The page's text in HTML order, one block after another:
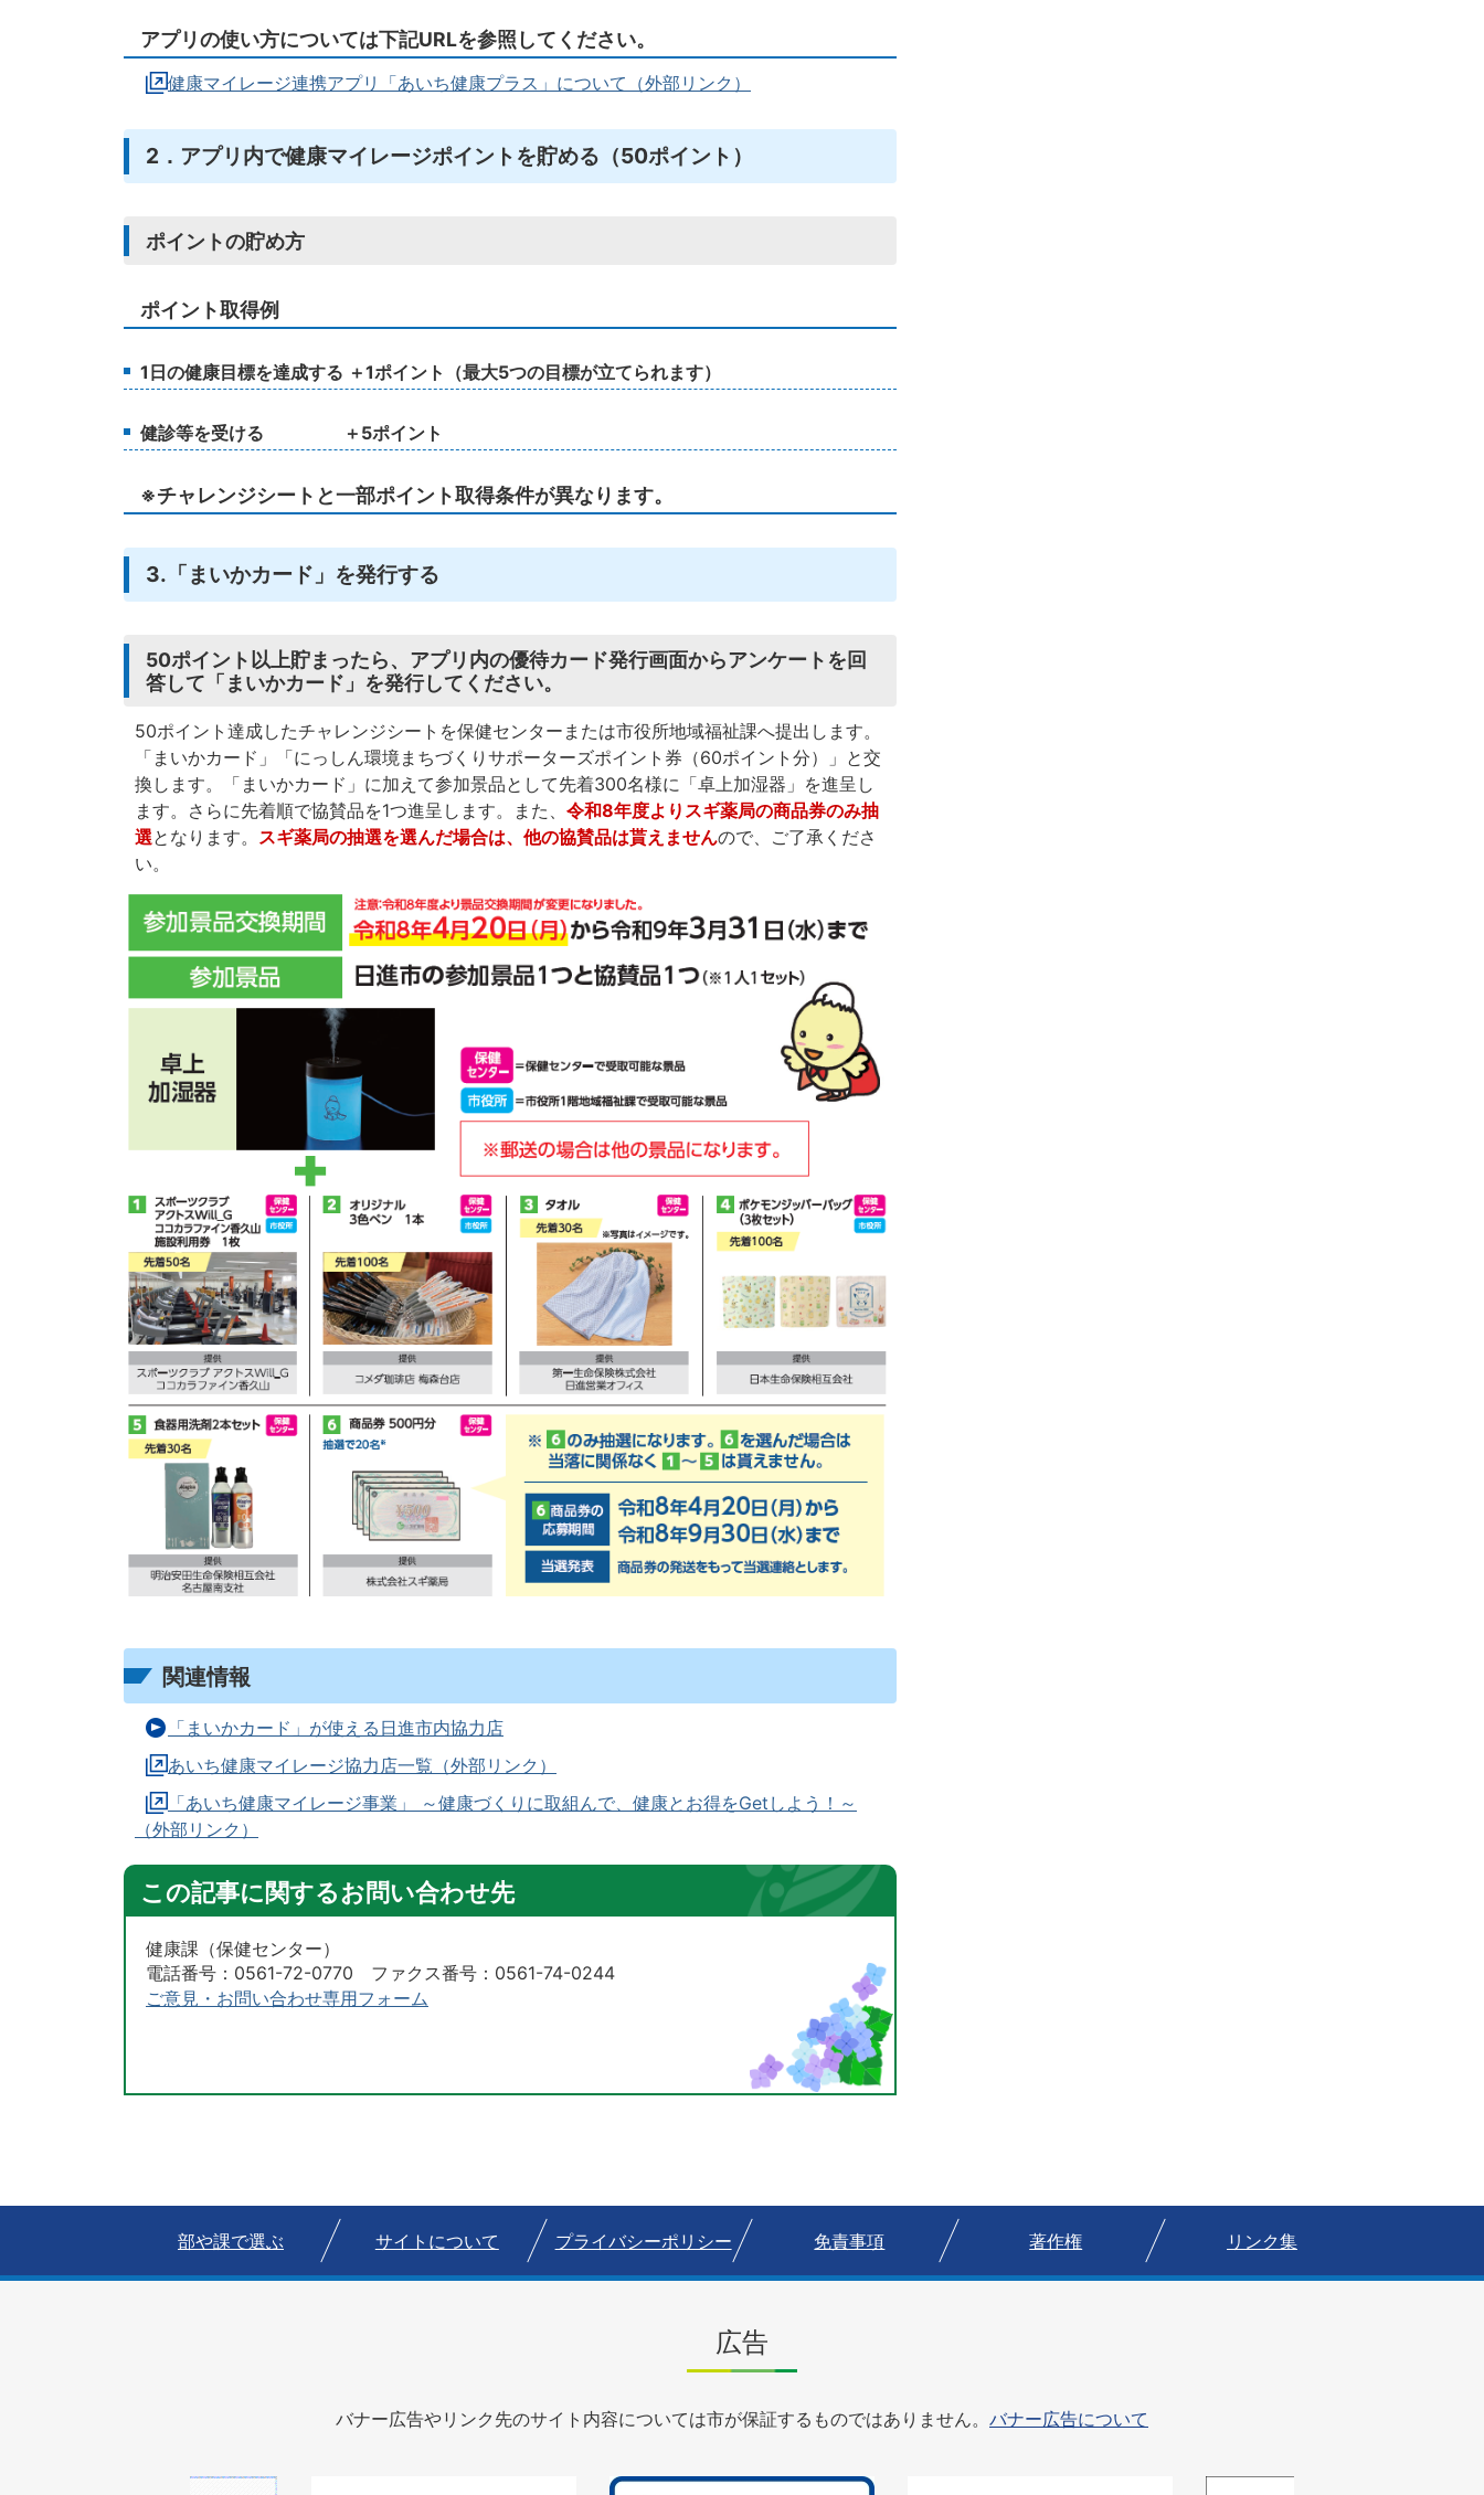
アプリの使い方については下記URLを参照してください。
健康マイレージ連携アプリ「あいち健康プラス」について（外部リンク）
2．アプリ内で健康マイレージポイントを貯める（50ポイント）
ポイントの貯め方
ポイント取得例
1日の健康目標を達成する ＋1ポイント（最大5つの目標が立てられます）
健診等を受ける ＋5ポイント
※チャレンジシートと一部ポイント取得条件が異なります。
3.「まいかカード」を発行する
50ポイント以上貯まったら、アプリ内の優待カード発行画面からアンケートを回
答して「まいかカード」を発行してください。
50ポイント達成したチャレンジシートを保健センターまたは市役所地域福祉課へ提出します。
「まいかカード」「にっしん環境まちづくりサポーターズポイント券（60ポイント分）」と交
換します。「まいかカード」に加えて参加景品として先着300名様に「卓上加湿器」を進呈し
ます。さらに先着順で協賛品を1つ進呈します。また、 令和8年度よりスギ薬局の商品券のみ抽
選となります。 スギ薬局の抽選を選んだ場合は、他の協賛品は貰えませんので、ご了承くださ
い。
関連情報
「まいかカード」が使える日進市内協力店
あいち健康マイレージ協力店一覧（外部リンク）
「あいち健康マイレージ事業」 ～健康づくりに取組んで、健康とお得をGetしよう！～
（外部リンク）
この記事に関するお問い合わせ先
健康課（保健センター）
電話番号：0561-72-0770 ファクス番号：0561-74-0244
ご意見・お問い合わせ専用フォーム
部や課で選ぶ サイトについて プライバシーポリシー 免責事項 著作権 リンク集
広告
バナー広告やリンク先のサイト内容については市が保証するものではありません。 バナー広告について
3